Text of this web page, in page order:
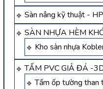
Sàn nâng kỹ thuật -
SÀN NHỰA HÈM
Kho sàn nhựa
TẤM PVC GIẢ ĐÁ -
Tấm ốp tường than